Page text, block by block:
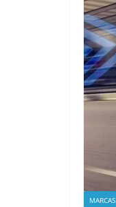
MARCAS